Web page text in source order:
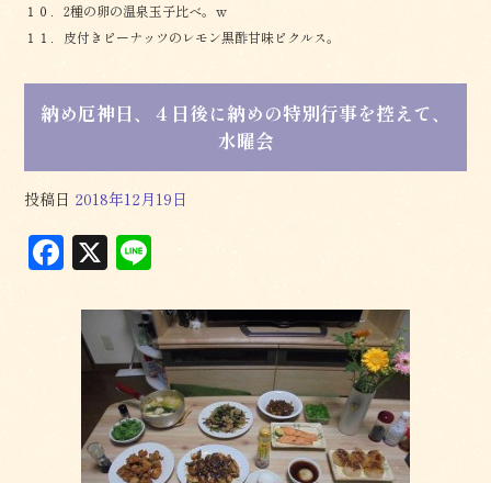
１０．2種の卵の温泉玉子比べ。ｗ
１１．皮付きピーナッツのレモン黒酢甘味ピクルス。
納め厄神日、４日後に納めの特別行事を控えて、
水曜会
投稿日 2018年12月19日
F
c
e
o
o
X
e